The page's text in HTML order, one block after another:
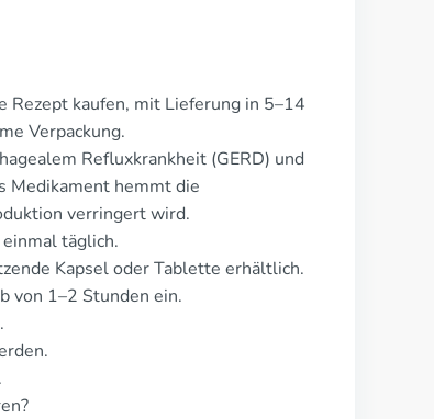
Rezept kaufen, mit Lieferung in 5–14
Verpackung.
Refluxkrankheit (GERD) und
Medikament hemmt die
verringert wird.
täglich.
Kapsel oder Tablette erhältlich.
von 1–2 Stunden ein.